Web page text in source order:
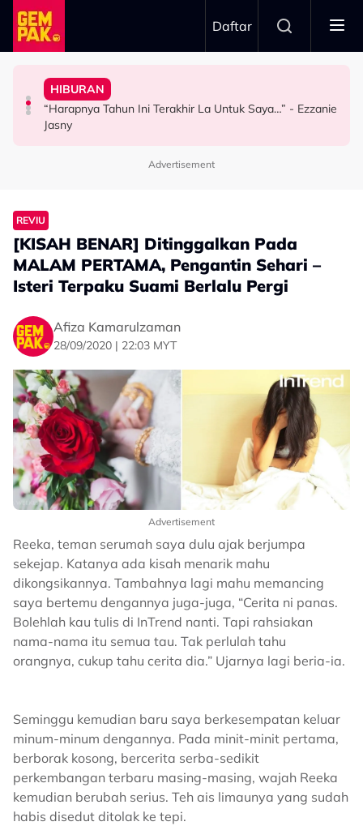
Skip to main content
Daftar
GAYA HIDUP
MPO Beri Penghormatan Untuk Alfonso Soliano Di
Dewan Filharmonik Petronas
HIBURAN
“Harapnya Tahun Ini Terakhir La Untuk Saya…” - Ezzanie
Jasny
HIBURAN
Yusry Belum Terfikir Masuk GV, Rasa Tak Adil Sebab…
HIBURAN
TERBANG Bawa Legasi Rali Negara Ke Art Of Speed
2026
Advertisement
REVIU
[KISAH BENAR] Ditinggalkan Pada
MALAM PERTAMA, Pengantin Sehari –
Isteri Terpaku Suami Berlalu Pergi
Afiza Kamarulzaman
28/09/2020 | 22:03 MYT
Advertisement
Reeka, teman serumah saya dulu ajak berjumpa
sekejap. Katanya ada kisah menarik mahu
dikongsikannya. Tambahnya lagi mahu memancing
saya bertemu dengannya juga-juga, “Cerita ni panas.
Bolehlah kau tulis di InTrend nanti. Tapi rahsiakan
nama-nama itu semua tau. Tak perlulah tahu
orangnya, cukup tahu cerita dia.” Ujarnya lagi beria-ia.
Seminggu kemudian baru saya berkesempatan keluar
minum-minum dengannya. Pada minit-minit pertama,
berborak kosong, bercerita serba-sedikit
perkembangan terbaru masing-masing, wajah Reeka
kemudian berubah serius. Teh ais limaunya yang sudah
habis disedut ditolak ke tepi.